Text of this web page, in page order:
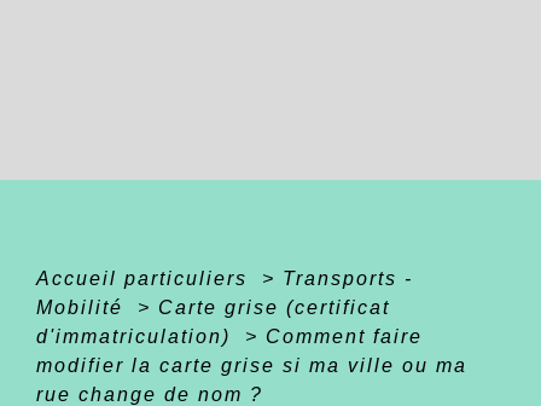
Accueil particuliers > Transports -
Mobilité
> Carte grise (certificat
d'immatriculation)
> Comment faire
modifier la carte grise si ma ville ou ma
rue change de nom ?